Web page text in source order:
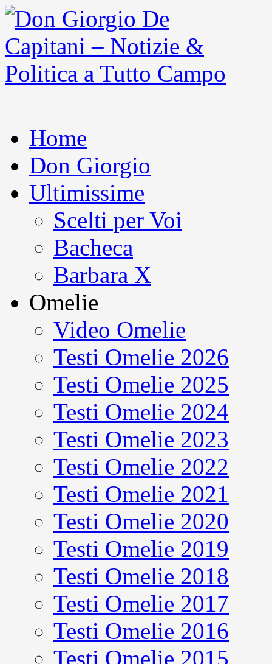
Home
Don Giorgio
Ultimissime
Scelti per Voi
Bacheca
Barbara X
Omelie
Video Omelie
Testi Omelie 2026
Testi Omelie 2025
Testi Omelie 2024
Testi Omelie 2023
Testi Omelie 2022
Testi Omelie 2021
Testi Omelie 2020
Testi Omelie 2019
Testi Omelie 2018
Testi Omelie 2017
Testi Omelie 2016
Testi Omelie 2015